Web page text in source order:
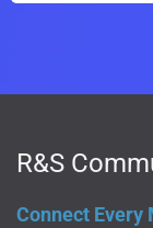
R&S
Connect Every